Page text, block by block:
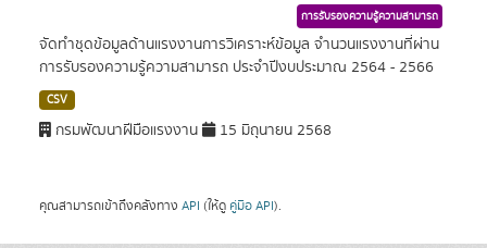
การรับรองความรู้ความสามารถ
จัดทำชุดข้อมูลด้านแรงงานการวิเคราะห์ข้อมูล จำนวนแรงงานที่ผ่าน
การรับรองความรู้ความสามารถ ประจำปีงบประมาณ 2564 - 2566
CSV
กรมพัฒนาฝีมือแรงงาน 15 มิถุนายน 2568
คุณสามารถเข้าถึงคลังทาง API (ให้ดู คู่มือ API).